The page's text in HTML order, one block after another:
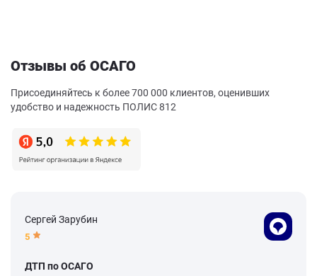
Отзывы об ОСАГО
Присоединяйтесь к более 700 000 клиентов, оценивших
удобство и надежность ПОЛИС 812
Сергей Зарубин
5
ДТП по ОСАГО